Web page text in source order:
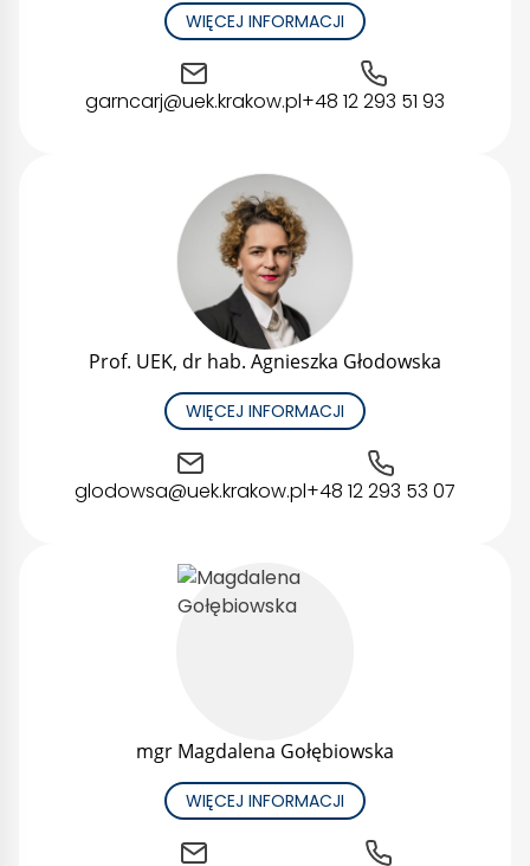
WIĘCEJ INFORMACJI
garncarj@uek.krakow.pl+48 12 293 51 93
Prof. UEK, dr hab. Agnieszka Głodowska
WIĘCEJ INFORMACJI
glodowsa@uek.krakow.pl+48 12 293 53 07
mgr Magdalena Gołębiowska
WIĘCEJ INFORMACJI